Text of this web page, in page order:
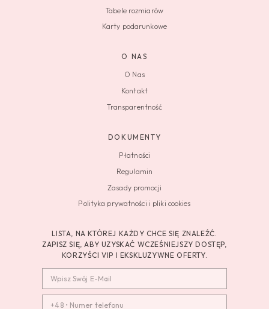
Tabele rozmiarów
Karty podarunkowe
O NAS
O Nas
Kontakt
Transparentność
DOKUMENTY
Płatności
Regulamin
Zasady promocji
Polityka prywatności i pliki cookies
LISTA, NA KTÓREJ KAŻDY CHCE SIĘ ZNALEŹĆ.
ZAPISZ SIĘ, ABY UZYSKAĆ WCZEŚNIEJSZY DOSTĘP,
KORZYŚCI VIP I EKSKLUZYWNE OFERTY.